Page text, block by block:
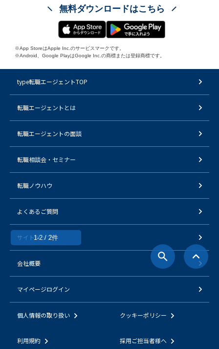
1-2 / 2件
無料ダウンロードはこちら
※App StoreはApple Inc.のサービスマークです。
※Android、Google PlayはGoogle Inc.の商標または登録商標です。
type転職エージェントTOP
転職エージェントとは
転職エージェントの面談
転職相談会・セミナー
転職ノウハウ
よくあるご質問
サイトマップ
会社概要
マイページログイン
個人情報の取り扱い クッキーポリシー
利用規約 採用ご担当者様へ